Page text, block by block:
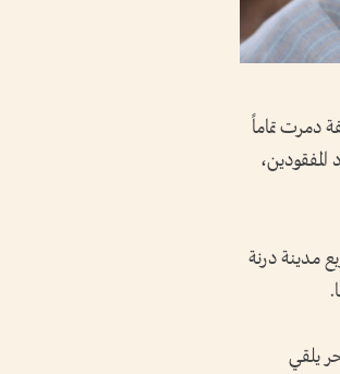
دمرت تماماً
مدينة درنة
يلقي